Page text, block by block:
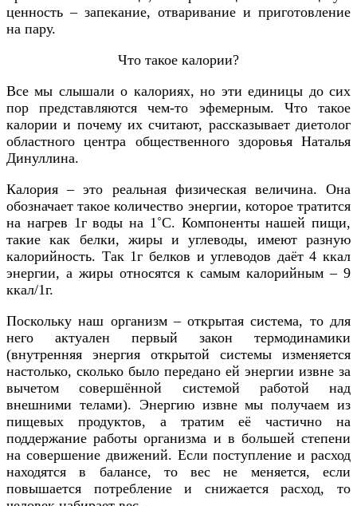
ценность – запекание, отваривание и приготовление
на пару.
Что такое калории?
Все мы слышали о калориях, но эти единицы до сих
пор представляются чем-то эфемерным. Что такое
калории и почему их считают, рассказывает диетолог
областного центра общественного здоровья Наталья
Динуллина.
Калория – это реальная физическая величина. Она
обозначает такое количество энергии, которое тратится
на нагрев 1г воды на 1˚С. Компоненты нашей пищи,
такие как белки, жиры и углеводы, имеют разную
калорийность. Так 1г белков и углеводов даёт 4 ккал
энергии, а жиры относятся к самым калорийным – 9
ккал/1г.
Поскольку наш организм – открытая система, то для
него актуален первый закон термодинамики
(внутренняя энергия открытой системы изменяется
настолько, сколько было передано ей энергии извне за
вычетом совершённой системой работой над
внешними телами). Энергию извне мы получаем из
пищевых продуктов, а тратим её частично на
поддержание работы организма и в большей степени
на совершение движений. Если поступление и расход
находятся в балансе, то вес не меняется, если
повышается потребление и снижается расход, то